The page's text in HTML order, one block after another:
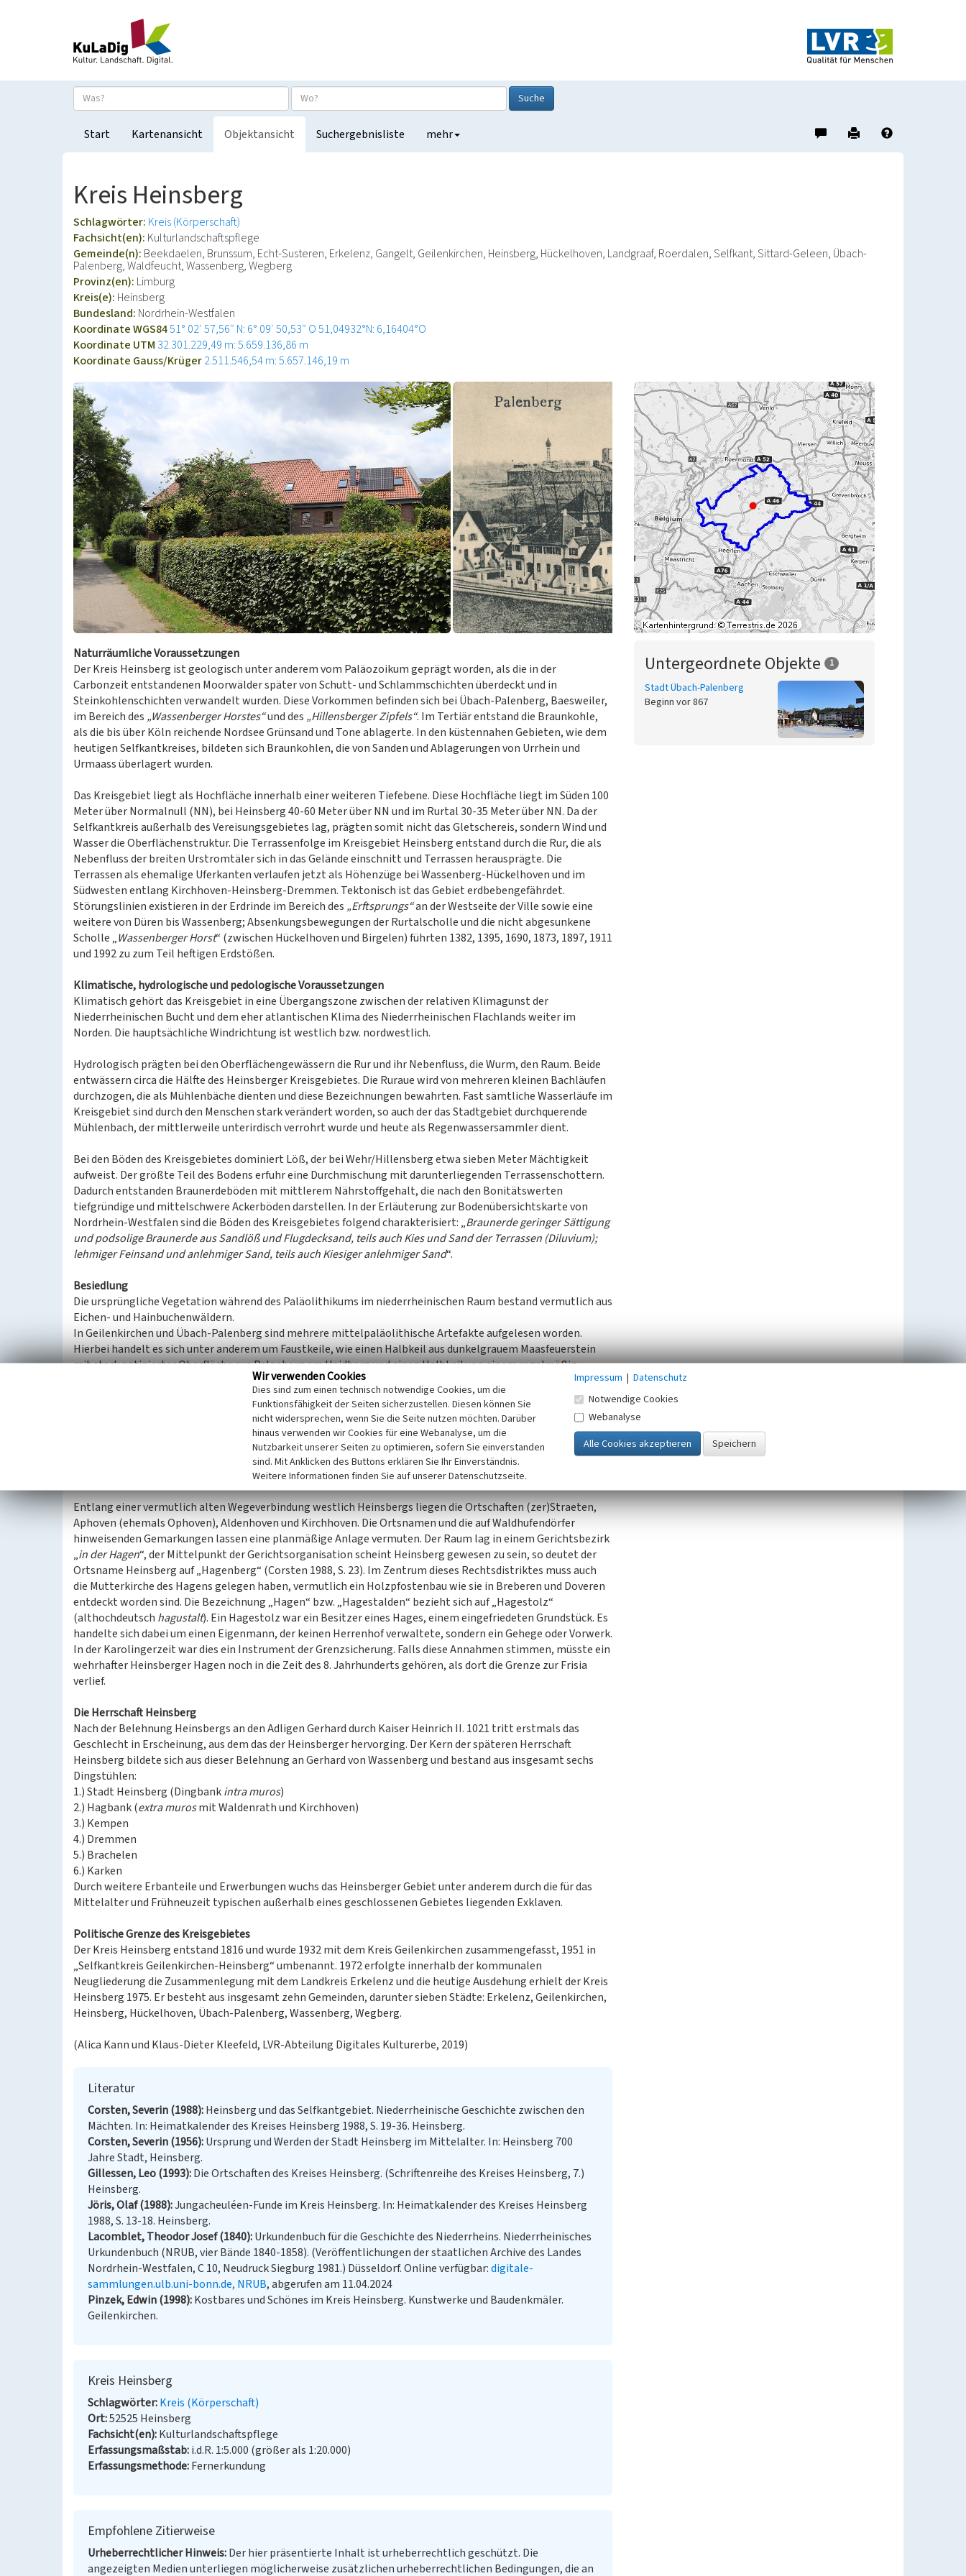
Suche
Start Kartenansicht Objektansicht Suchergebnisliste mehr
HinweisDruckenHilfe
Kreis Heinsberg
Schlagwörter: Kreis (Körperschaft)
Fachsicht(en): Kulturlandschaftspflege
Gemeinde(n): Beekdaelen, Brunssum, Echt-Susteren, Erkelenz, Gangelt, Geilenkirchen, Heinsberg, Hückelhoven, Landgraaf, Roerdalen, Selfkant, Sittard-Geleen, Übach-
Palenberg, Waldfeucht, Wassenberg, Wegberg
Provinz(en): Limburg
Kreis(e): Heinsberg
Bundesland: Nordrhein-Westfalen
Koordinate WGS8451° 02′ 57,56″ N: 6° 09′ 50,53″ O51,04932°N: 6,16404°O
Koordinate UTM 32.301.229,49 m: 5.659.136,86 m
Koordinate Gauss/Krüger2.511.546,54 m: 5.657.146,19 m
Naturräumliche Voraussetzungen
Der Kreis Heinsberg ist geologisch unter anderem vom Paläozoikum geprägt worden, als die in der
Carbonzeit entstandenen Moorwälder später von Schutt- und Schlammschichten überdeckt und in
Steinkohlenschichten verwandelt wurden. Diese Vorkommen befinden sich bei Übach-Palenberg, Baesweiler,
im Bereich des „Wassenberger Horstes“und des „Hillensberger Zipfels“. Im Tertiär entstand die Braunkohle,
als die bis über Köln reichende Nordsee Grünsand und Tone ablagerte. In den küstennahen Gebieten, wie dem
heutigen Selfkantkreises, bildeten sich Braunkohlen, die von Sanden und Ablagerungen von Urrhein und
Urmaass überlagert wurden.
Das Kreisgebiet liegt als Hochfläche innerhalb einer weiteren Tiefebene. Diese Hochfläche liegt im Süden 100
Meter über Normalnull (NN), bei Heinsberg 40-60 Meter über NN und im Rurtal 30-35 Meter über NN. Da der
Selfkantkreis außerhalb des Vereisungsgebietes lag, prägten somit nicht das Gletschereis, sondern Wind und
Wasser die Oberflächenstruktur. Die Terrassenfolge im Kreisgebiet Heinsberg entstand durch die Rur, die als
Nebenfluss der breiten Urstromtäler sich in das Gelände einschnitt und Terrassen herausprägte. Die
Terrassen als ehemalige Uferkanten verlaufen jetzt als Höhenzüge bei Wassenberg-Hückelhoven und im
Südwesten entlang Kirchhoven-Heinsberg-Dremmen. Tektonisch ist das Gebiet erdbebengefährdet.
Störungslinien existieren in der Erdrinde im Bereich des „Erftsprungs“an der Westseite der Ville sowie eine
weitere von Düren bis Wassenberg; Absenkungsbewegungen der Rurtalscholle und die nicht abgesunkene
Scholle „Wassenberger Horst“ (zwischen Hückelhoven und Birgelen) führten 1382, 1395, 1690, 1873, 1897, 1911
und 1992 zu zum Teil heftigen Erdstößen.
Klimatische, hydrologische und pedologische Voraussetzungen
Klimatisch gehört das Kreisgebiet in eine Übergangszone zwischen der relativen Klimagunst der
Niederrheinischen Bucht und dem eher atlantischen Klima des Niederrheinischen Flachlands weiter im
Norden. Die hauptsächliche Windrichtung ist westlich bzw. nordwestlich.
Hydrologisch prägten bei den Oberflächengewässern die Rur und ihr Nebenfluss, die Wurm, den Raum. Beide
entwässern circa die Hälfte des Heinsberger Kreisgebietes. Die Ruraue wird von mehreren kleinen Bachläufen
durchzogen, die als Mühlenbäche dienten und diese Bezeichnungen bewahrten. Fast sämtliche Wasserläufe im
Kreisgebiet sind durch den Menschen stark verändert worden, so auch der das Stadtgebiet durchquerende
Mühlenbach, der mittlerweile unterirdisch verrohrt wurde und heute als Regenwassersammler dient.
Bei den Böden des Kreisgebietes dominiert Löß, der bei Wehr/Hillensberg etwa sieben Meter Mächtigkeit
aufweist. Der größte Teil des Bodens erfuhr eine Durchmischung mit darunterliegenden Terrassenschottern.
Dadurch entstanden Braunerdeböden mit mittlerem Nährstoffgehalt, die nach den Bonitätswerten
tiefgründige und mittelschwere Ackerböden darstellen. In der Erläuterung zur Bodenübersichtskarte von
Nordrhein-Westfalen sind die Böden des Kreisgebietes folgend charakterisiert: „Braunerde geringer Sättigung
und podsolige Braunerde aus Sandlöß und Flugdecksand, teils auch Kies und Sand der Terrassen (Diluvium);
lehmiger Feinsand und anlehmiger Sand, teils auch Kiesiger anlehmiger Sand“.
Besiedlung
Die ursprüngliche Vegetation während des Paläolithikums im niederrheinischen Raum bestand vermutlich aus
Eichen- und Hainbuchenwäldern.
In Geilenkirchen und Übach-Palenberg sind mehrere mittelpaläolithische Artefakte aufgelesen worden.
Hierbei handelt es sich unter anderem um Faustkeile, wie einen Halbkeil aus dunkelgrauem Maasfeuerstein
mit stark patinierter Oberfläche aus Palenberg am Heidberg und einen Halbkeil von einem regelmäßig
prospektierten Fundplatz in Hückelhoven-Rürich. Die beiden erwähnten Funde aus dem Kreisgebiet
Heinsberg stammen aus dem Jungacheuléen. Neben weiteren Funden bestätigen diese Artefakte die
menschliche Anwesenheit im weiteren Umfeld von Heinsberg bereits während der Steinzeit. Die Fundstellen
des Jungacheuléen im Kreis Heinsberg liegen überwiegend beidseitig der Wurm bei Geilenkirchen-Übach-
Palenberg und in geringer Zahl nordöstlich des Hauptterrassenrandes sowie einer Linie Birgelen-
Wassenberg-Hückelhoven (Jöris 1988, S.14). Im Bereich der Teverner Heide häufen sich die
mittelpaläolithischen Fundplätze in einer für das Rheinland herausragenden Zahl.
Entlang einer vermutlich alten Wegeverbindung westlich Heinsbergs liegen die Ortschaften (zer)Straeten,
Aphoven (ehemals Ophoven), Aldenhoven und Kirchhoven. Die Ortsnamen und die auf Waldhufendörfer
hinweisenden Gemarkungen lassen eine planmäßige Anlage vermuten. Der Raum lag in einem Gerichtsbezirk
„in der Hagen“, der Mittelpunkt der Gerichtsorganisation scheint Heinsberg gewesen zu sein, so deutet der
Ortsname Heinsberg auf „Hagenberg“ (Corsten 1988, S. 23). Im Zentrum dieses Rechtsdistriktes muss auch
die Mutterkirche des Hagens gelegen haben, vermutlich ein Holzpfostenbau wie sie in Breberen und Doveren
entdeckt worden sind. Die Bezeichnung „Hagen“ bzw. „Hagestalden“ bezieht sich auf „Hagestolz“
(althochdeutsch hagustalt). Ein Hagestolz war ein Besitzer eines Hages, einem eingefriedeten Grundstück. Es
handelte sich dabei um einen Eigenmann, der keinen Herrenhof verwaltete, sondern ein Gehege oder Vorwerk.
In der Karolingerzeit war dies ein Instrument der Grenzsicherung. Falls diese Annahmen stimmen, müsste ein
wehrhafter Heinsberger Hagen noch in die Zeit des 8. Jahrhunderts gehören, als dort die Grenze zur Frisia
verlief.
Die Herrschaft Heinsberg
Nach der Belehnung Heinsbergs an den Adligen Gerhard durch Kaiser Heinrich II. 1021 tritt erstmals das
Geschlecht in Erscheinung, aus dem das der Heinsberger hervorging. Der Kern der späteren Herrschaft
Heinsberg bildete sich aus dieser Belehnung an Gerhard von Wassenberg und bestand aus insgesamt sechs
Dingstühlen:
1.) Stadt Heinsberg (Dingbankintra muros)
2.) Hagbank (extra murosmit Waldenrath und Kirchhoven)
3.) Kempen
4.) Dremmen
5.) Brachelen
6.) Karken
Durch weitere Erbanteile und Erwerbungen wuchs das Heinsberger Gebiet unter anderem durch die für das
Mittelalter und Frühneuzeit typischen außerhalb eines geschlossenen Gebietes liegenden Exklaven.
Politische Grenze des Kreisgebietes
Der Kreis Heinsberg entstand 1816 und wurde 1932 mit dem Kreis Geilenkirchen zusammengefasst, 1951 in
„Selfkantkreis Geilenkirchen-Heinsberg“ umbenannt. 1972 erfolgte innerhalb der kommunalen
Neugliederung die Zusammenlegung mit dem Landkreis Erkelenz und die heutige Ausdehung erhielt der Kreis
Heinsberg 1975. Er besteht aus insgesamt zehn Gemeinden, darunter sieben Städte: Erkelenz, Geilenkirchen,
Heinsberg, Hückelhoven, Übach-Palenberg, Wassenberg, Wegberg.
(Alica Kann und Klaus-Dieter Kleefeld, LVR-Abteilung Digitales Kulturerbe, 2019)
Literatur
Corsten, Severin (1988) Heinsberg und das Selfkantgebiet. Niederrheinische Geschichte zwischen den
Mächten. In: Heimatkalender des Kreises Heinsberg 1988, S. 19-36. Heinsberg.
Corsten, Severin (1956) Ursprung und Werden der Stadt Heinsberg im Mittelalter. In: Heinsberg 700
Jahre Stadt, Heinsberg.
Gillessen, Leo (1993) Die Ortschaften des Kreises Heinsberg. (Schriftenreihe des Kreises Heinsberg, 7.)
Heinsberg.
Jöris, Olaf (1988) Jungacheuléen-Funde im Kreis Heinsberg. In: Heimatkalender des Kreises Heinsberg
1988, S. 13-18. Heinsberg.
Lacomblet, Theodor Josef (1840) Urkundenbuch für die Geschichte des Niederrheins. Niederrheinisches
Urkundenbuch (NRUB, vier Bände 1840-1858). (Veröffentlichungen der staatlichen Archive des Landes
Nordrhein-Westfalen, C 10, Neudruck Siegburg 1981.) Düsseldorf. Online verfügbar:digitale-
sammlungen.ulb.uni-bonn.de, NRUB, abgerufen am 11.04.2024
Pinzek, Edwin (1998) Kostbares und Schönes im Kreis Heinsberg. Kunstwerke und Baudenkmäler.
Geilenkirchen.
Kreis Heinsberg
Schlagwörter Kreis (Körperschaft)
Ort 52525 Heinsberg
Fachsicht(en) Kulturlandschaftspflege
Erfassungsmaßstab i.d.R. 1:5.000 (größer als 1:20.000)
Erfassungsmethode Fernerkundung
Empfohlene Zitierweise
Urheberrechtlicher Hinweis Der hier präsentierte Inhalt ist urheberrechtlich geschützt. Die
angezeigten Medien unterliegen möglicherweise zusätzlichen urheberrechtlichen Bedingungen, die an
Untergeordnete Objekte 1
Stadt Übach-Palenberg
Beginn vor 867
Wir verwenden Cookies
Dies sind zum einen technisch notwendige Cookies, um die
Funktionsfähigkeit der Seiten sicherzustellen. Diesen können Sie
nicht widersprechen, wenn Sie die Seite nutzen möchten. Darüber
hinaus verwenden wir Cookies für eine Webanalyse, um die
Nutzbarkeit unserer Seiten zu optimieren, sofern Sie einverstanden
sind. Mit Anklicken des Buttons erklären Sie Ihr Einverständnis.
Weitere Informationen finden Sie auf unserer Datenschutzseite.
Impressum | Datenschutz
Notwendige Cookies
Webanalyse